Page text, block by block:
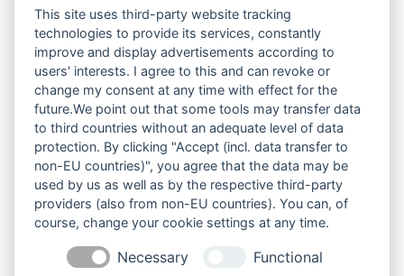
Eintrittspreise
Eintritt frei
Weitere Kunstsausstellungen der Stadt
Burghausen
Weitere Ausstellungen der Kunst + Architektur
Akademie für Klima, Umwelt, Soziales
This site uses third-party website tracking
technologies to provide its services, constantly
improve and display advertisements according to
users' interests. I agree to this and can revoke or
change my consent at any time with effect for the
future.We point out that some tools may transfer data
to third countries without an adequate level of data
protection. By clicking "Accept (incl. data transfer to
non-EU countries)", you agree that the data may be
used by us as well as by the respective third-party
providers (also from non-EU countries). You can, of
course, change your cookie settings at any time.
Necessary Functional